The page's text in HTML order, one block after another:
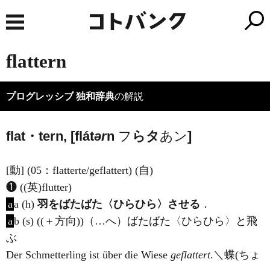
flattern
プログレッシブ 独和辞典の解説
flat・tern, [flátərn フ ら タ あン]
[動] (05：flatterte/geflattert) (自)
❶ ((英)flutter)
aa (h) 羽をばたばた〈ひらひら〉させる ．
ab (s) ((＋方向))（…へ）ばたばた〈ひらひら〉と飛
ぶ
Der Schmetterling ist über die Wiese geflattert.＼蝶(ちょ